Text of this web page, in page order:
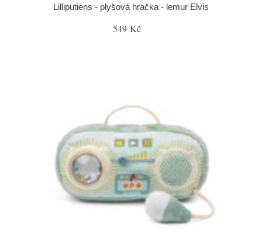
Lilliputiens - plyšová hračka - lemur Elvis
549 Kč